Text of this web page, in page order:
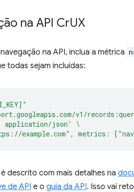
na API CrUX
na API, inclua a métrica
todas sejam incluídas:
v1/
application/json'
\
example.com", metrics:
descrito com mais detalhes na
de API e o guia da API. Isso vai